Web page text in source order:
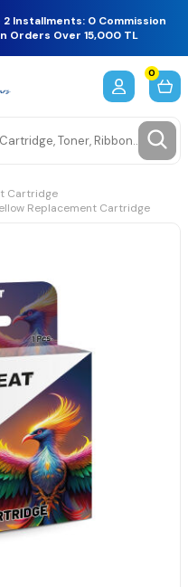
Installments: 0 Commission
Orders Over 15,000 TL
0
Cartridge
Replacement Cartridge